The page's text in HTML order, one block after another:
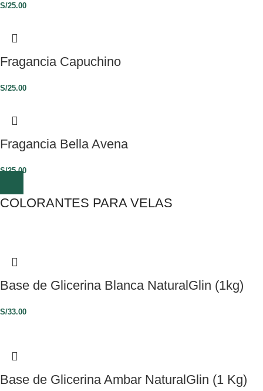
S/25.00
Fragancia Capuchino
S/25.00
Fragancia Bella Avena
S/25.00
COLORANTES PARA VELAS
Base de Glicerina Blanca NaturalGlin (1kg)
S/33.00
Base de Glicerina Ambar NaturalGlin (1 Kg)